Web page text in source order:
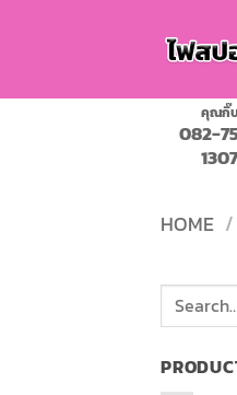
คุณกิ๊
082-
HOME /
Search
for: